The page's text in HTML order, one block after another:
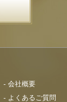
- 会社概要
- よくあるご質問